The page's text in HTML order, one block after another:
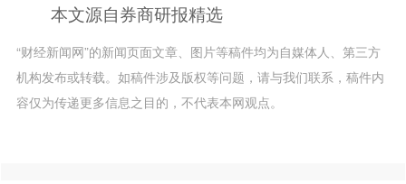
本文源自券商研报精选
“财经新闻网”的新闻页面文章、图片等稿件均为自媒体人、第三方
机构发布或转载。如稿件涉及版权等问题，请与我们联系，稿件内
容仅为传递更多信息之目的，不代表本网观点。